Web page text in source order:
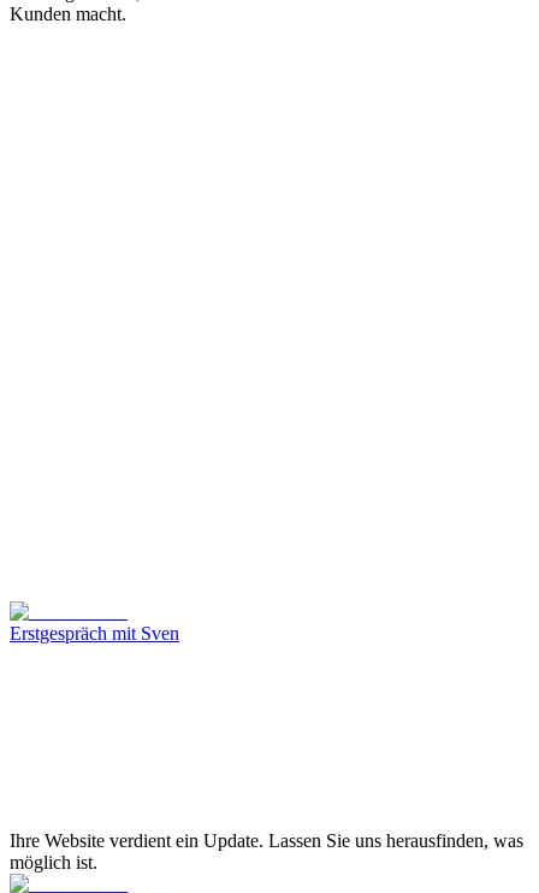
Kunden macht.
Erstgespräch mit Sven
Ihre Website verdient ein Update. Lassen Sie uns herausfinden, was
möglich ist.